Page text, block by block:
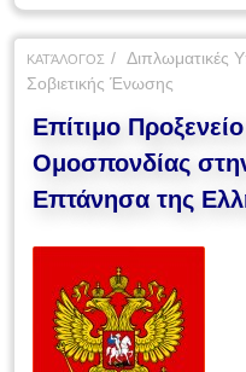
ΚΑΤΆΛΟΓΟΣ
Διπλωματικές
Σοβιετικής Ένωσης
Επίτιμο
Ομοσπονδίας
Επτάνησα της